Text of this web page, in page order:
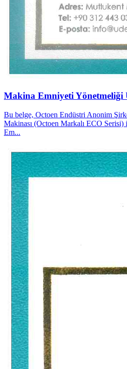
Makina Emniyeti Yönetmeliği
Bu belge, Octoen Endüstri Anonim
Makinası (Octoen Markalı ECO
Em...